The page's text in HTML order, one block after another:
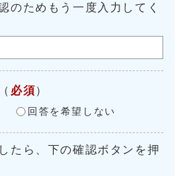
のためもう一度入力してく
（ 必須 ）
回答を希望しない
たら、下の確認ボタンを押